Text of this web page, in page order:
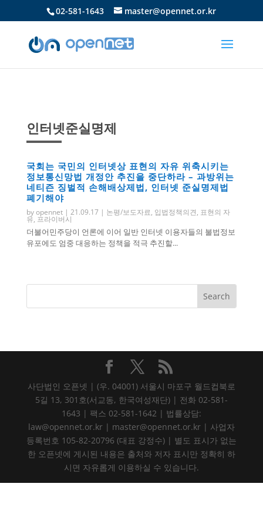
02-581-1643 master@opennet.or.kr
인터넷준실명제
국회는 국민의 인터넷상 표현의 자유 위축시키는
정보통신망법 개정안 추진을 중단하라 – 과방위는
네티즌 징벌적 손해배상제법, 인터넷 준실명제법
폐기해야
byopennet| 21.09.17| 논평/보도자료, 입법정책의견, 표현의 자
유, 프라이버시
더불어민주당이 언론에 이어 일반 인터넷 이용자들의 불법정보
유포에도 엄중 대응하는 정책을 적극 추진할...
사단법인 오픈넷 | (우. 04001) 서울시 마포구 월드컵북로
5길 13, 301호(서교동, 한국여성재단) | 전화 02-581-
1643 | 팩스 02-581-1642 | 법률상담:
law@opennet.or.kr | master@opennet.or.kr | 사업자
등록번호 105-82-20796 (대표 강정수) | 별도 표시가 없는
한 오픈넷에 게시된 내용은 출처와 저자 표시만 정확히 하
시면 자유롭게 이용하실 수 있습니다.